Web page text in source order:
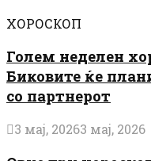
ХОРОСКОП
Голем неделен
Биковите ќе
со партнерот
3 мај, 20263 мај, 2026